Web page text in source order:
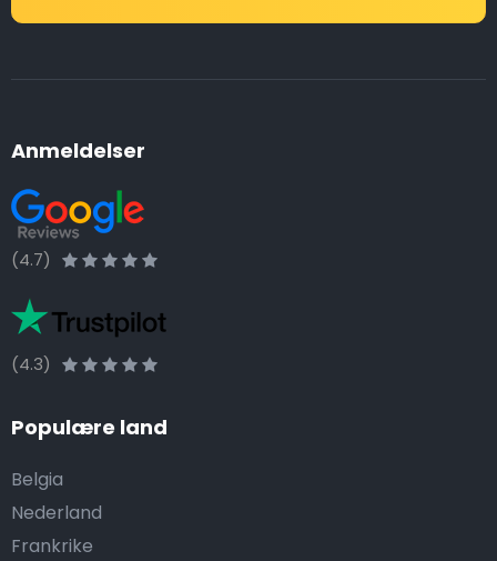
Anmeldelser
(4.7)
(4.3)
Populære land
Belgia
Nederland
Frankrike